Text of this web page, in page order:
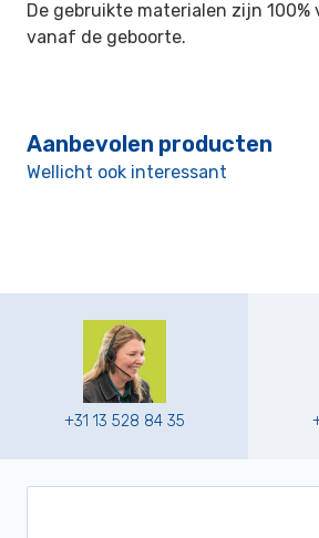
De gebruikte materialen zijn 100%
vanaf de geboorte.
Aanbevolen producten
Wellicht ook interessant
+31 13 528 84 35